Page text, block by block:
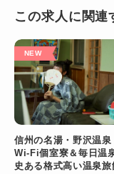
この求人に関連
信州の名湯・野沢温泉
Wi-Fi個室寮＆毎日温
史ある格式高い温泉旅